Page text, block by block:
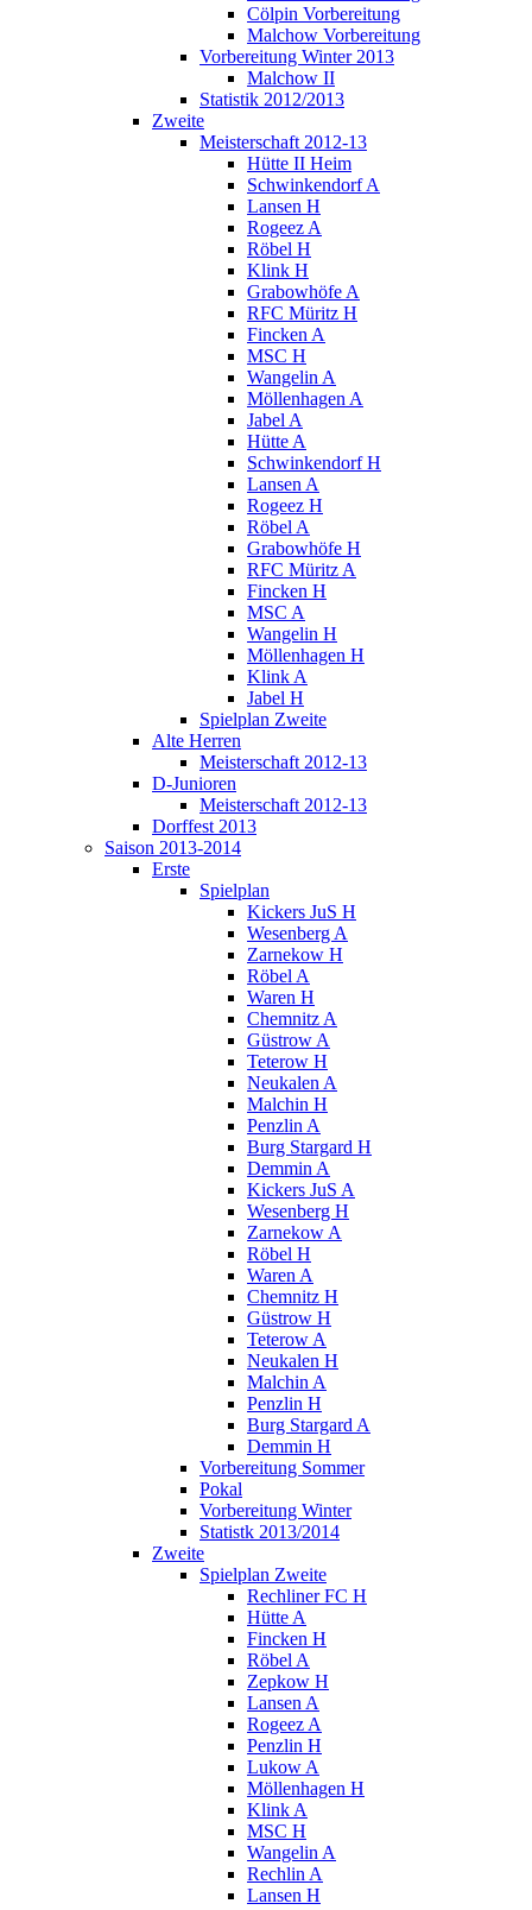
Cölpin Vorbereitung
Malchow Vorbereitung
Vorbereitung Winter 2013
Malchow II
Statistik 2012/2013
Zweite
Meisterschaft 2012-13
Hütte II Heim
Schwinkendorf A
Lansen H
Rogeez A
Röbel H
Klink H
Grabowhöfe A
RFC Müritz H
Fincken A
MSC H
Wangelin A
Möllenhagen A
Jabel A
Hütte A
Schwinkendorf H
Lansen A
Rogeez H
Röbel A
Grabowhöfe H
RFC Müritz A
Fincken H
MSC A
Wangelin H
Möllenhagen H
Klink A
Jabel H
Spielplan Zweite
Alte Herren
Meisterschaft 2012-13
D-Junioren
Meisterschaft 2012-13
Dorffest 2013
Saison 2013-2014
Erste
Spielplan
Kickers JuS H
Wesenberg A
Zarnekow H
Röbel A
Waren H
Chemnitz A
Güstrow A
Teterow H
Neukalen A
Malchin H
Penzlin A
Burg Stargard H
Demmin A
Kickers JuS A
Wesenberg H
Zarnekow A
Röbel H
Waren A
Chemnitz H
Güstrow H
Teterow A
Neukalen H
Malchin A
Penzlin H
Burg Stargard A
Demmin H
Vorbereitung Sommer
Pokal
Vorbereitung Winter
Statistk 2013/2014
Zweite
Spielplan Zweite
Rechliner FC H
Hütte A
Fincken H
Röbel A
Zepkow H
Lansen A
Rogeez A
Penzlin H
Lukow A
Möllenhagen H
Klink A
MSC H
Wangelin A
Rechlin A
Lansen H